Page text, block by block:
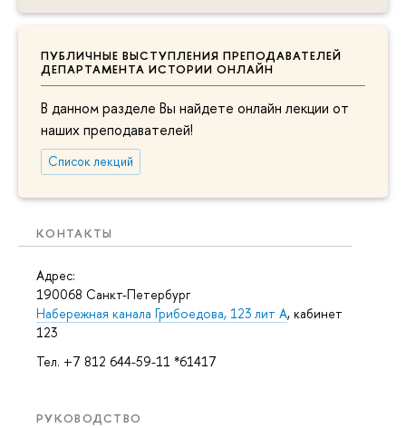
ПУБЛИЧНЫЕ ВЫСТУПЛЕНИЯ ПРЕПОДАВАТЕЛЕЙ
ДЕПАРТАМЕНТА ИСТОРИИ ОНЛАЙН
В данном разделе Вы найдете онлайн лекции от
наших преподавателей!
Список лекций
КОНТАКТЫ
Адрес:
190068 Санкт-Петербург
Набережная канала Грибоедова, 123 лит А, кабинет
123
Тел. +7 812 644-59-11 *61417
РУКОВОДСТВО